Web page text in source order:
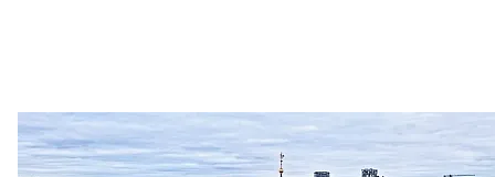
Zastanem se 03. 08. 2026